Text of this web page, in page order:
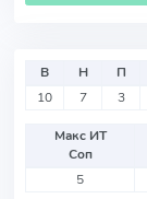
В Н П
10
7 3
Макс ИТ
Соп
5